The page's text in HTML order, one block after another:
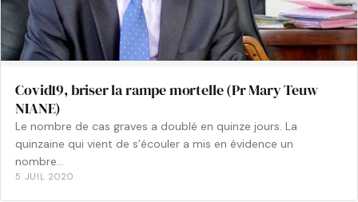
Covid19, briser la rampe mortelle (Pr Mary Teuw
NIANE)
Le nombre de cas graves a doublé en quinze jours. La
quinzaine qui vient de s’écouler a mis en évidence un
nombre…
5 JUIL 2020